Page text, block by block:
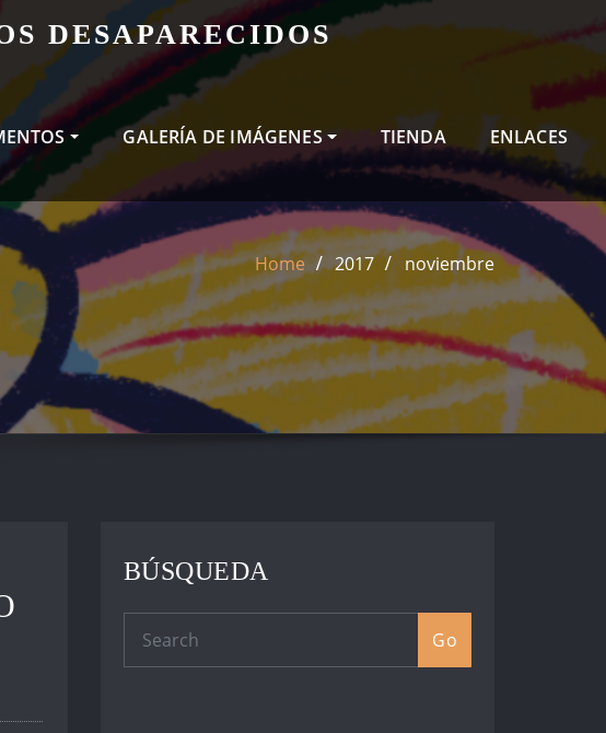
DESAPARECIDOS
GALERÍA DE IMÁGENES TIENDA ENLACES
Home 2017 noviembre
BÚSQUEDA
Go